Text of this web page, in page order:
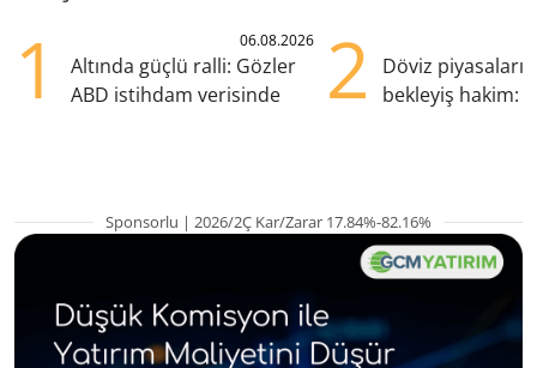
1 06.08.2026
Altında güçlü ralli: Gözler
ABD istihdam verisinde
2
Döviz
bekleyiş hakim:
Sponsorlu | 2026/2Ç Kar/Zarar 17.84%-82.16%